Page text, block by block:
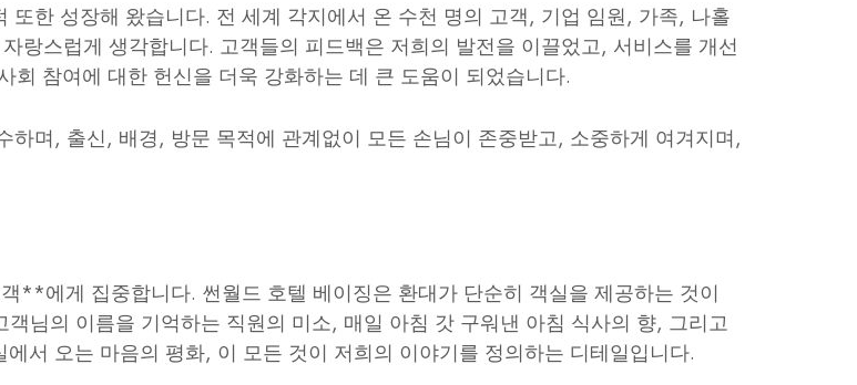
한 성장해 왔습니다. 전 세계 각지에서 온 수천 명의 고객, 기업 임원, 가족, 나홀
랑스럽게 생각합니다. 고객들의 피드백은 저희의 발전을 이끌었고, 서비스를 개선
참여에 대한 헌신을 더욱 강화하는 데 큰 도움이 되었습니다.
며, 출신, 배경, 방문 목적에 관계없이 모든 손님이 존중받고, 소중하게 여겨지며,
**에게 집중합니다. 썬월드 호텔 베이징은 환대가 단순히 객실을 제공하는 것이
님의 이름을 기억하는 직원의 미소, 매일 아침 갓 구워낸 아침 식사의 향, 그리고
서 오는 마음의 평화, 이 모든 것이 저희의 이야기를 정의하는 디테일입니다.